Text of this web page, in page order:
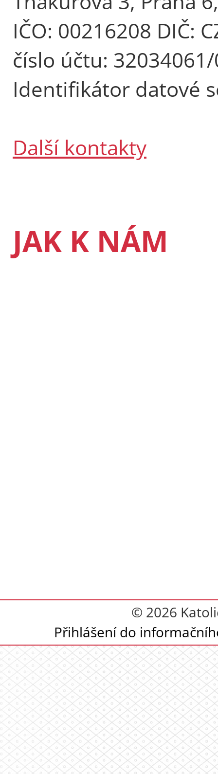
IČO: 00216208 DIČ:
číslo účtu:
Identifikátor datové
Další kontakty
JAK K NÁM
© 2026
Přihlášení do